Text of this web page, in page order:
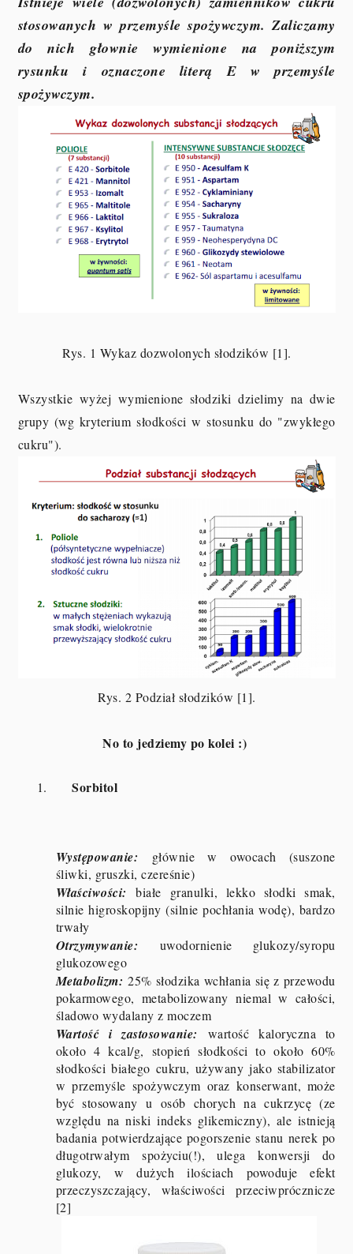
stosowanych w przemyśle spożywczym. Zaliczamy
do nich głownie wymienione na poniższym
rysunku i oznaczone literą E w przemyśle
spożywczym.
Rys. 1 Wykaz dozwolonych słodzików [1].
Wszystkie wyżej wymienione słodziki dzielimy na dwie
grupy (wg kryterium słodkości w stosunku do "zwykłego
cukru").
Rys. 2 Podział słodzików [1].
No to jedziemy po kolei :)
1. Sorbitol
Występowanie: głównie w owocach (suszone
śliwki, gruszki, czereśnie)
Właściwości: białe granulki, lekko słodki smak,
silnie higroskopijny (silnie pochłania wodę), bardzo
trwały
Otrzymywanie: uwodornienie glukozy/syropu
glukozowego
Metabolizm: 25% słodzika wchłania się z przewodu
pokarmowego, metabolizowany niemal w całości,
śladowo wydalany z moczem
Wartość i zastosowanie: wartość kaloryczna to
około 4 kcal/g, stopień słodkości to około 60%
słodkości białego cukru, używany jako stabilizator
w przemyśle spożywczym oraz konserwant, może
być stosowany u osób chorych na cukrzycę (ze
względu na niski indeks glikemiczny), ale istnieją
badania potwierdzające pogorszenie stanu nerek po
długotrwałym spożyciu(!), ulega konwersji do
glukozy, w dużych ilościach powoduje efekt
przeczyszczający, właściwości przeciwprócznicze
[2]